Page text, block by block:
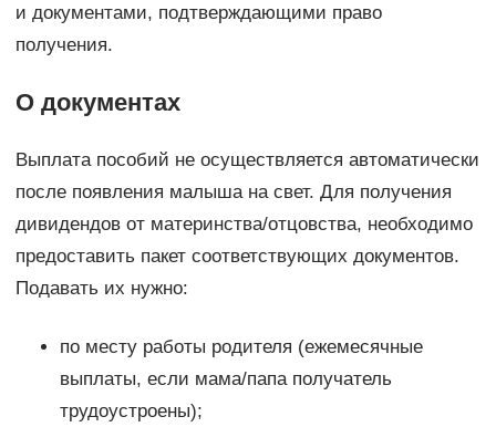
и документами, подтверждающими право
получения.
О документах
Выплата пособий не осуществляется автоматически
после появления малыша на свет. Для получения
дивидендов от материнства/отцовства, необходимо
предоставить пакет соответствующих документов.
Подавать их нужно:
по месту работы родителя (ежемесячные
выплаты, если мама/папа получатель
трудоустроены);